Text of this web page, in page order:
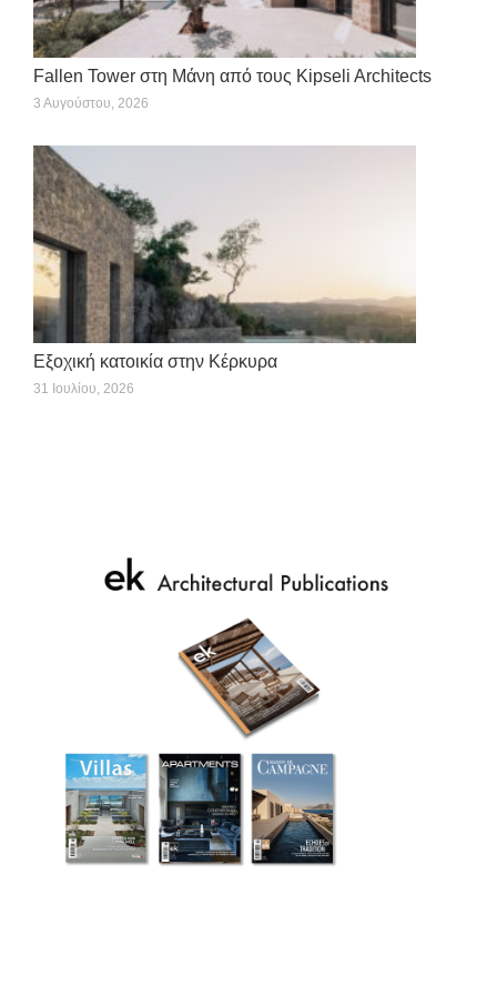
Fallen Tower στη Μάνη από τους Kipseli Architects
3 Αυγούστου, 2026
Εξοχική κατοικία στην Κέρκυρα
31 Ιουλίου, 2026